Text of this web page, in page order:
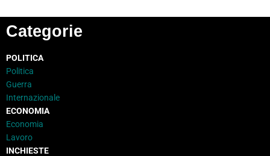
Categorie
POLITICA
Politica
Guerra
Internazionale
ECONOMIA
Economia
Lavoro
INCHIESTE